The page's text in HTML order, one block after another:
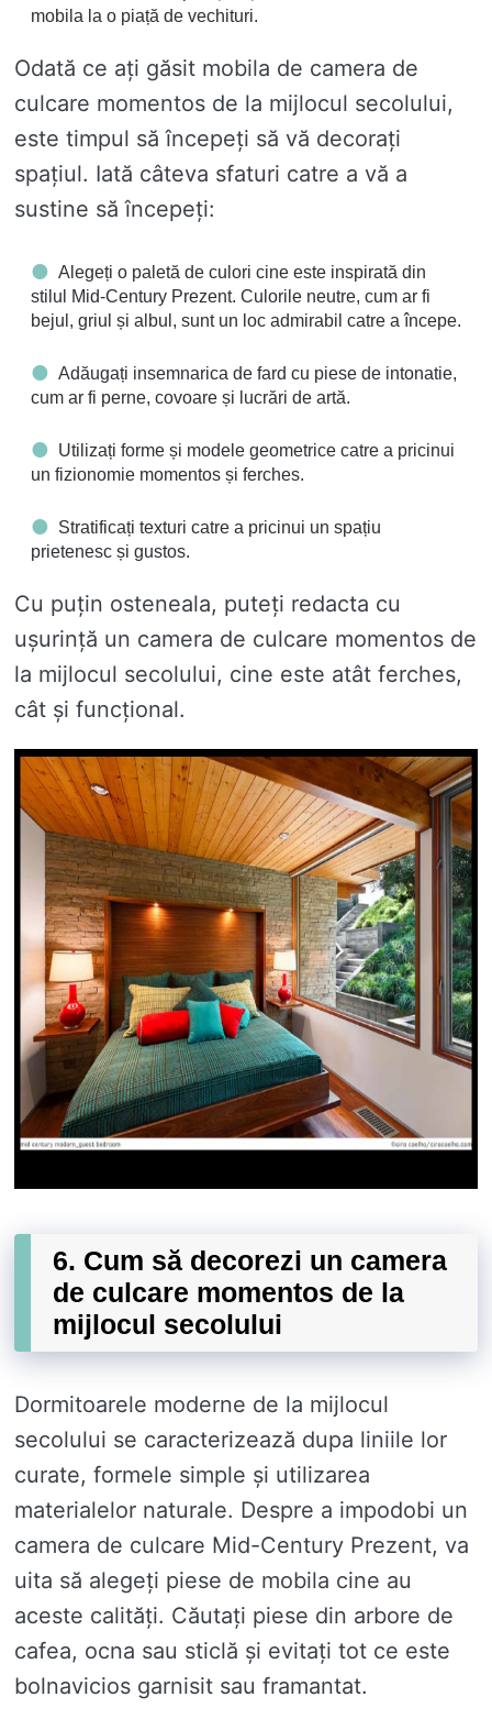
mobila la o piață de vechituri.
Odată ce ați găsit mobila de camera de
culcare momentos de la mijlocul secolului,
este timpul să începeți să vă decorați
spațiul. Iată câteva sfaturi catre a vă a
sustine să începeți:
Alegeți o paletă de culori cine este inspirată din
stilul Mid-Century Prezent. Culorile neutre, cum ar fi
bejul, griul și albul, sunt un loc admirabil catre a începe.
Adăugați insemnarica de fard cu piese de intonatie,
cum ar fi perne, covoare și lucrări de artă.
Utilizați forme și modele geometrice catre a pricinui
un fizionomie momentos și ferches.
Stratificați texturi catre a pricinui un spațiu
prietenesc și gustos.
Cu puțin osteneala, puteți redacta cu
ușurință un camera de culcare momentos de
la mijlocul secolului, cine este atât ferches,
cât și funcțional.
6. Cum să decorezi un camera
de culcare momentos de la
mijlocul secolului
Dormitoarele moderne de la mijlocul
secolului se caracterizează dupa liniile lor
curate, formele simple și utilizarea
materialelor naturale. Despre a impodobi un
camera de culcare Mid-Century Prezent, va
uita să alegeți piese de mobila cine au
aceste calități. Căutați piese din arbore de
cafea, ocna sau sticlă și evitați tot ce este
bolnavicios garnisit sau framantat.